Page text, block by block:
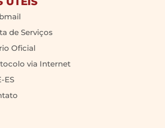
de Serviços
Oficial
via Internet
ES